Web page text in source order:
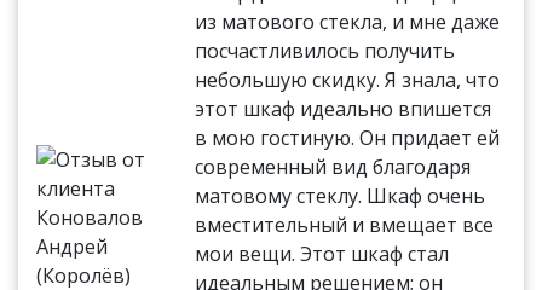
из матового стекла, и мне даже
посчастливилось получить
небольшую скидку. Я знала, что
этот шкаф идеально впишется
в мою гостиную. Он придает ей
современный вид благодаря
матовому стеклу. Шкаф очень
вместительный и вмещает все
мои вещи. Этот шкаф стал
идеальным решением; он